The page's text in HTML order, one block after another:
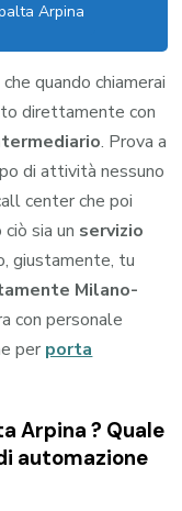
Arpina
quando chiamerai
direttamente con
. Prova a
di attività nessuno
center che poi
sia un servizio
giustamente, tu
Milano-
con personale
per porta
Arpina ? Quale
automazione